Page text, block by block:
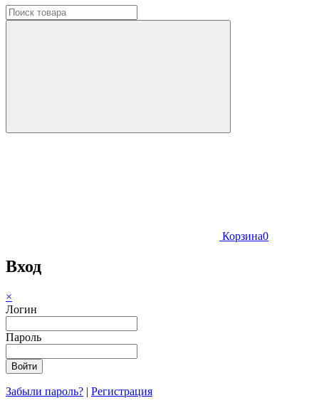
Корзина0
Вход
×
Логин
Пароль
Забыли пароль? | Регистрация